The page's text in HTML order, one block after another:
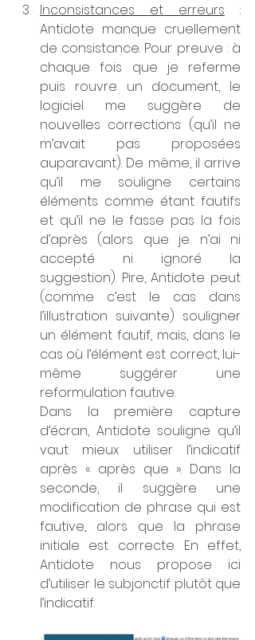
Inconsistances et erreurs :
Antidote manque cruellement
de consistance. Pour preuve : à
chaque fois que je referme
puis rouvre un document, le
logiciel me suggère de
nouvelles corrections (qu’il ne
m’avait pas proposées
auparavant). De même, il arrive
qu’il me souligne certains
éléments comme étant fautifs
et qu’il ne le fasse pas la fois
d’après (alors que je n’ai ni
accepté ni ignoré la
suggestion). Pire, Antidote peut
(comme c’est le cas dans
l’illustration suivante) souligner
un élément fautif, mais, dans le
cas où l’élément est correct, lui-
même suggérer une
reformulation fautive.
Dans la première capture
d’écran, Antidote souligne qu’il
vaut mieux utiliser l’indicatif
après « après que ». Dans la
seconde, il suggère une
modification de phrase qui est
fautive, alors que la phrase
initiale est correcte. En effet,
Antidote nous propose ici
d’utiliser le subjonctif plutôt que
l’indicatif.